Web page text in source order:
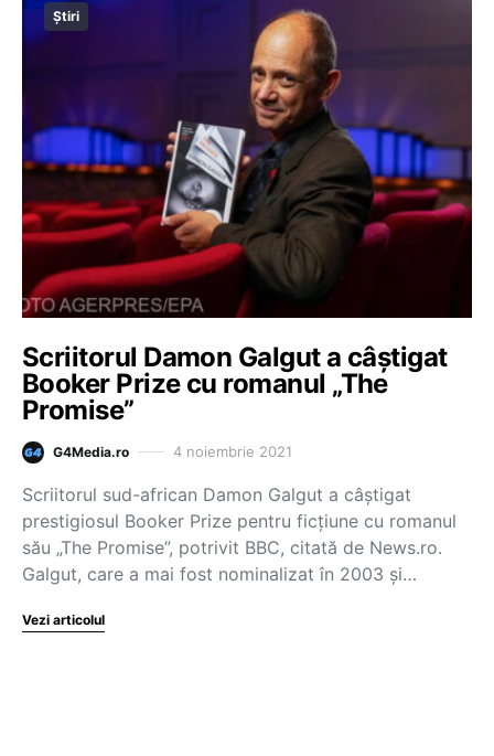
Știri
Scriitorul Damon Galgut a câştigat
Booker Prize cu romanul „The
Promise”
G4Media.ro 4 noiembrie 2021
Scriitorul sud-african Damon Galgut a câştigat
prestigiosul Booker Prize pentru ficţiune cu romanul
său „The Promise”, potrivit BBC, citată de News.ro.
Galgut, care a mai fost nominalizat în 2003 şi…
Vezi articolul